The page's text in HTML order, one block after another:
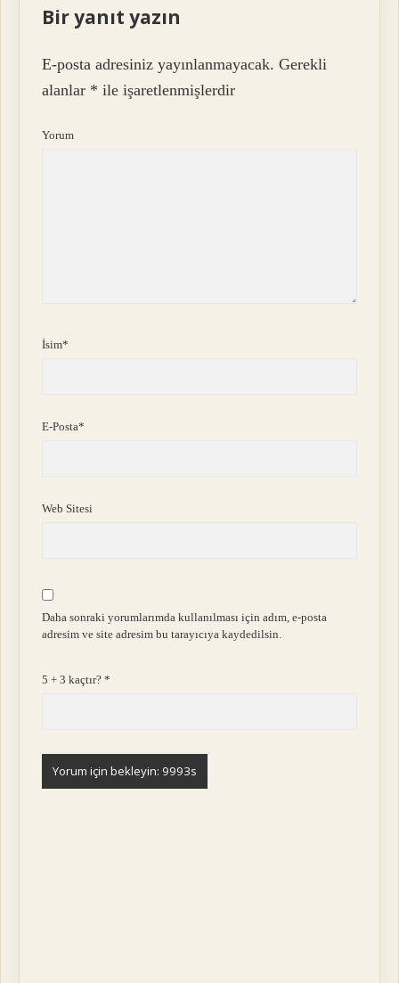
Bir yanıt yazın
E-posta adresiniz yayınlanmayacak. Gerekli
alanlar * ile işaretlenmişlerdir
Yorum
İsim*
E-Posta*
Web Sitesi
Daha sonraki yorumlarımda kullanılması için adım, e-posta
adresim ve site adresim bu tarayıcıya kaydedilsin.
5 + 3 kaçtır?*